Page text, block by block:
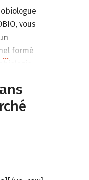
vous
formé
...